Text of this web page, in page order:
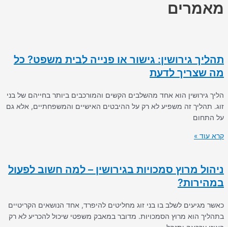
מאמרים
תהליך גירושין: גישור או פנייה לבית משפט? כל
מה שצריך לדעת
הליך גירושין הוא אחד מהשלבים הקשים והמורכבים ביותר בחייהם של בני
זוג. תהליך זה משפיע לא רק על ההיבטים האישיים והמשפחתיים, אלא גם
על התחום
קרא עוד »
ניהול מרוץ סמכויות בגירושין – למה חשוב לפעול
במהירות?
כאשר מגיעים לשלב בו בני זוג מחליטים להיפרד, אחד הנושאים הקריטיים
בתהליך הוא מרוץ הסמכויות. מדובר במאבק משפטי שיכול להכריע לא רק